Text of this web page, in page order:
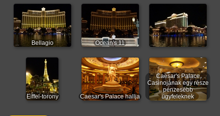
Bellagio Ocean's 11
Eiffel-torony Caesar's Palace hallja
Caesar's Palace
Casinojának egy része
pénzesebb
ügyfeleknek